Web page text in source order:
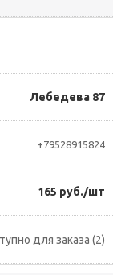
Лебедева 87
+79528915824
165 руб./шт
для заказа (2)